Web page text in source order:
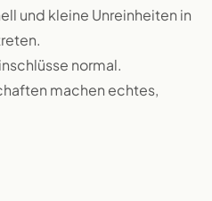
und kleine Unreinheiten in
normal.
machen echtes,